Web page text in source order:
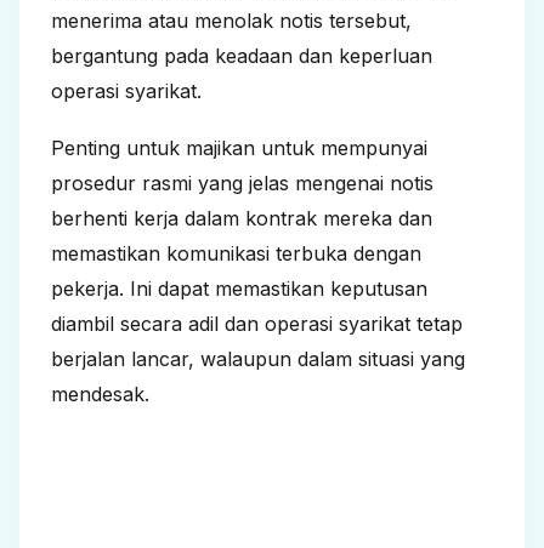
menerima atau menolak notis tersebut,
bergantung pada keadaan dan keperluan
operasi syarikat.
Penting untuk majikan untuk mempunyai
prosedur rasmi yang jelas mengenai notis
berhenti kerja dalam kontrak mereka dan
memastikan komunikasi terbuka dengan
pekerja. Ini dapat memastikan keputusan
diambil secara adil dan operasi syarikat tetap
berjalan lancar, walaupun dalam situasi yang
mendesak.